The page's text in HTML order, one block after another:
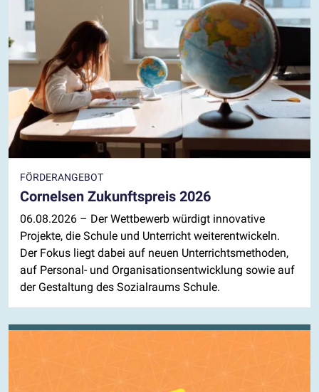
FÖRDERANGEBOT
Cornelsen Zukunftspreis 2026
06.08.2026 – Der Wettbewerb würdigt innovative
Projekte, die Schule und Unterricht weiterentwickeln.
Der Fokus liegt dabei auf neuen Unterrichtsmethoden,
auf Personal- und Organisationsentwicklung sowie auf
der Gestaltung des Sozialraums Schule.